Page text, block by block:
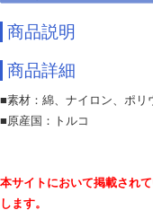
商品説明
商品詳細
■素材：綿、ナイロン、ポリ
■原産国：トルコ
本サイトにおいて掲載され
します。